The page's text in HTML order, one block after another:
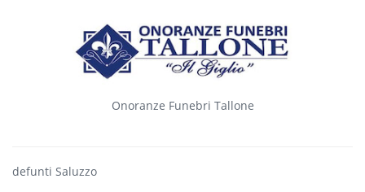
Onoranze Funebri Tallone
defunti Saluzzo